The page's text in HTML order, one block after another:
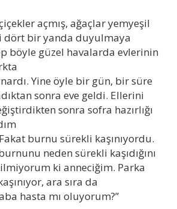
açmış, ağaçlar yemyeşil
dört bir yanda duyulmaya
böyle güzel havalarda evlerinin
Yine öyle bir gün, bir süre
sonra eve geldi. Ellerini
sonra sofra hazırlığı
burnu sürekli kaşınıyordu.
neden sürekli kaşıdığını
ki anneciğim. Parka
ara sıra da
hasta mı oluyorum?”